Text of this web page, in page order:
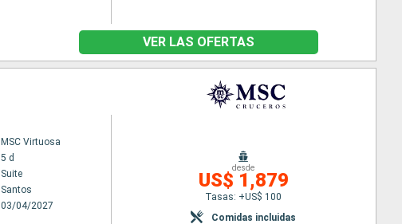
VER LAS OFERTAS
MSC Virtuosa
5 d
Suite
Santos
03/04/2027
desde
US$ 1,879
Tasas: +US$ 100
Comidas incluidas